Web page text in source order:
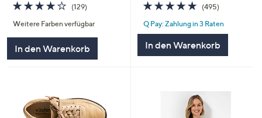
4.0
von
5
(129)129
Weitere Farben verfügbar
In den Warenkorb
4.7
von
5
(495)495
Q Pay: Zahlung in 3 Raten
In den Warenkorb